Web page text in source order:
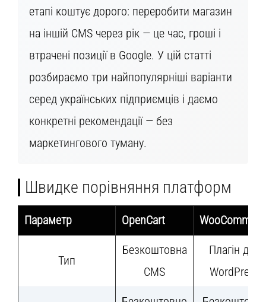
етапі коштує дорого: переробити магазин
на іншій CMS через рік — це час, гроші і
втрачені позиції в Google. У цій статті
розбираємо три найпопулярніші варіанти
серед українських підприємців і даємо
конкретні рекомендації — без
маркетингового туману.
Швидке порівняння платформ
Параметр OpenCart
Тип
Безкоштовна
CMS
Плагін для
WordPress